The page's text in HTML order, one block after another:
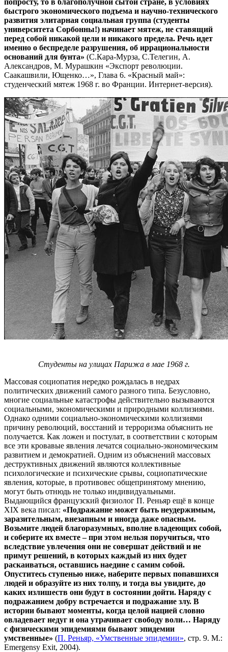
быстрого экономического подъема и научно-технического
развития элитарная социальная группа (студенты
университета Сорбонны!) начинает мятеж, не ставящий
перед собой никакой цели и никакого предела. Речь идет
именно о беспределе разрушения, об иррациональности
оснований для бунта» (С.Кара-Мурза, С.Телегин, А.
Александров, М. Мурашкин «Экспорт революции.
Саакашвили, Ющенко…», Глава 6. «Красный май»:
студенческий мятеж 1968 г. во Франции. Интернет-версия).
Студенты на улицах Парижа в мае 1968 г.
Массовая социопатия нередко рождалась в недрах
политических движений самого разного типа. Безусловно,
многие социальные катастрофы действительно вызываются
социальными, экономическими и природными коллизиями.
Однако одними социально-экономическими коллизиями
причину революций, восстаний и терроризма объяснить не
получается. Как ложен и постулат, в соответствии с которым
все эти кровавые явления лечатся социально-экономическим
развитием и демократией. Одним из объяснений массовых
деструктивных движений являются коллективные
психологические и психические срывы, социопатические
явления, которые, в противовес общепринятому мнению,
могут быть отнюдь не только индивидуальными.
Выдающийся французский физиолог П. Реньяр ещё в конце
XIX века писал: «Подражание может быть неудержимым,
заразительным, внезапным и иногда даже опасным.
Возьмите людей благоразумных, вполне владеющих собой,
и соберите их вместе – при этом нельзя поручиться, что
вследствие увлечения они не совершат действий и не
примут решений, в которых каждый из них будет
раскаиваться, оставшись наедине с самим собой.
Опуститесь ступенью ниже, наберите первых попавшихся
людей и образуйте из них толпу, и тогда вы увидите, до
каких излишеств они будут в состоянии дойти. Наряду с
подражанием добру встречается и подражание злу. В
истории бывают моменты, когда целой нацией словно
овладевает недуг и она утрачивает свободу воли… Наряду
с физическими эпидемиями бывают эпидемии
умственные» (П. Реньяр, «Умственные эпидемии», стр. 9. М.:
Emergensy Exit, 2004).